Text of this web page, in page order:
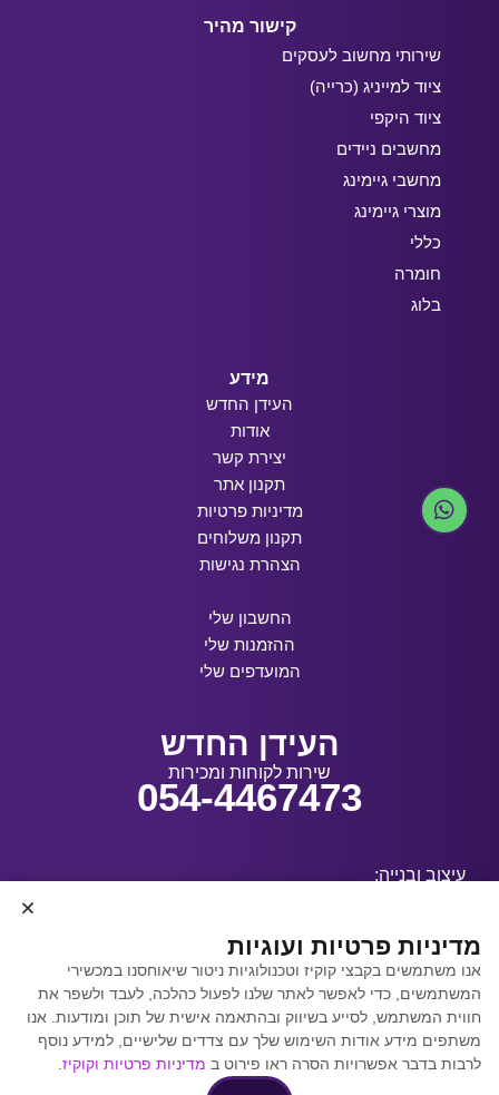
קישור מהיר
שירותי מחשוב לעסקים
ציוד למייניג (כרייה)
ציוד היקפי
מחשבים ניידים
מחשבי גיימינג
מוצרי גיימינג
כללי
חומרה
בלוג
מידע
העידן החדש
אודות
יצירת קשר
תקנון אתר
מדיניות פרטיות
תקנון משלוחים
הצהרת נגישות
החשבון שלי
ההזמנות שלי
המועדפים שלי
העידן החדש
שירות לקוחות ומכירות
054-4467473
עיצוב ובנייה:
קידום אתרים באמצעות
Y.Y. Digital
מדיניות פרטיות ועוגיות
אנו משתמשים בקבצי קוקיז וטכנולוגיות ניטור שיאוחסנו במכשירי
המשתמשים, כדי לאפשר לאתר שלנו לפעול כהלכה, לעבד ולשפר את
חווית המשתמש, לסייע בשיווק ובהתאמה אישית של תוכן ומודעות. אנו
משתפים מידע אודות השימוש שלך עם צדדים שלישיים, למידע נוסף
לרבות בדבר אפשרויות הסרה ראו פירוט ב מדיניות פרטיות וקוקיז